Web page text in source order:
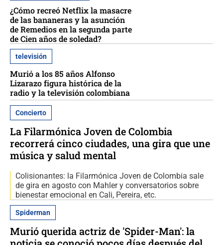
¿Cómo recreó Netflix la masacre
de las bananeras y la asunción
de Remedios en la segunda parte
de Cien años de soledad?
televisión
Murió a los 85 años Alfonso
Lizarazo figura histórica de la
radio y la televisión colombiana
Concierto
La Filarmónica Joven de Colombia
recorrerá cinco ciudades, una gira que une
música y salud mental
Colisionantes: la Filarmónica Joven de Colombia sale
de gira en agosto con Mahler y conversatorios sobre
bienestar emocional en Cali, Pereira, etc.
Spiderman
Murió querida actriz de 'Spider-Man': la